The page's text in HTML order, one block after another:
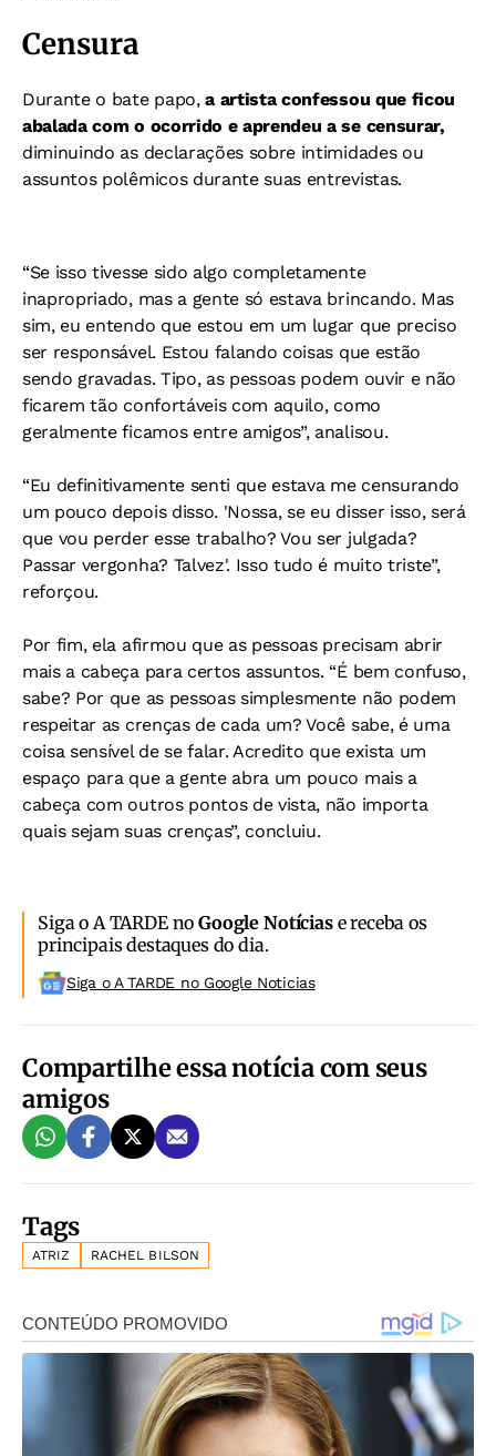
Censura
Durante o bate papo,a artista confessou que ficou
abalada com o ocorrido e aprendeu a se censurar,
diminuindo as declarações sobre intimidades ou
assuntos polêmicos durante suas entrevistas.
“Se isso tivesse sido algo completamente
inapropriado, mas a gente só estava brincando. Mas
sim, eu entendo que estou em um lugar que preciso
ser responsável. Estou falando coisas que estão
sendo gravadas. Tipo, as pessoas podem ouvir e não
ficarem tão confortáveis com aquilo, como
geralmente ficamos entre amigos”, analisou.
“Eu definitivamente senti que estava me censurando
um pouco depois disso. 'Nossa, se eu disser isso, será
que vou perder esse trabalho? Vou ser julgada?
Passar vergonha? Talvez'. Isso tudo é muito triste”,
reforçou.
Por fim, ela afirmou que as pessoas precisam abrir
mais a cabeça para certos assuntos. “É bem confuso,
sabe? Por que as pessoas simplesmente não podem
respeitar as crenças de cada um? Você sabe, é uma
coisa sensível de se falar. Acredito que exista um
espaço para que a gente abra um pouco mais a
cabeça com outros pontos de vista, não importa
quais sejam suas crenças”, concluiu.
Siga o A TARDE noGoogle Notíciase receba os
principais destaques do dia.
Siga o A TARDE no Google Noticias
Compartilhe essa notícia com seus
amigos
Tags
ATRIZ RACHEL BILSON